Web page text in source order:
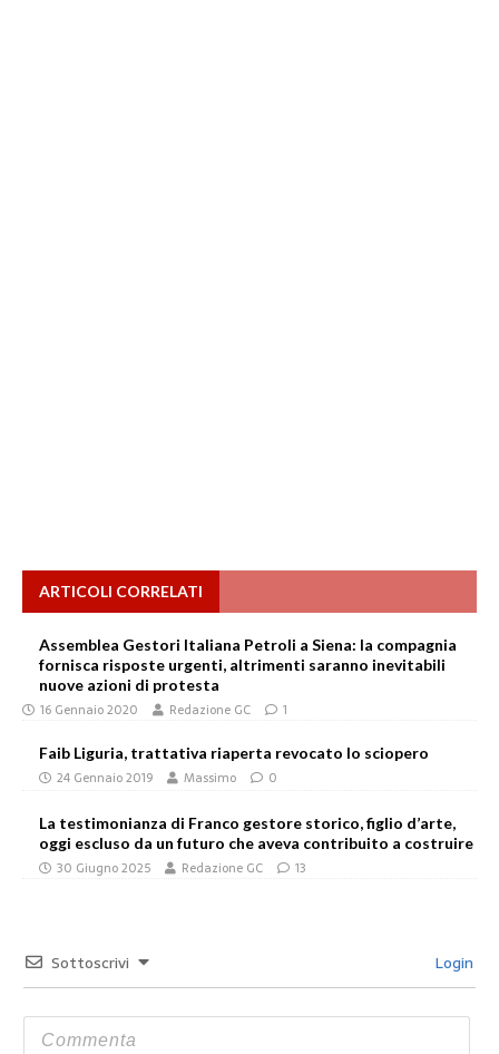
ARTICOLI CORRELATI
Assemblea Gestori Italiana Petroli a Siena: la compagnia
fornisca risposte urgenti, altrimenti saranno inevitabili
nuove azioni di protesta
16 Gennaio 2020 Redazione GC 1
Faib Liguria, trattativa riaperta revocato lo sciopero
24 Gennaio 2019 Massimo 0
La testimonianza di Franco gestore storico, figlio d’arte,
oggi escluso da un futuro che aveva contribuito a costruire
30 Giugno 2025 Redazione GC 13
Sottoscrivi Login